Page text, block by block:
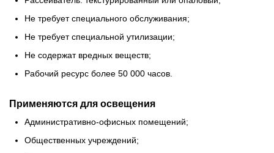
Не требует специального обслуживания;
Не требует специальной утилизации;
Не содержат вредных веществ;
Рабочий ресурс более 50 000 часов.
Применяются для освещения
Административно-офисных помещений;
Общественных учреждений;